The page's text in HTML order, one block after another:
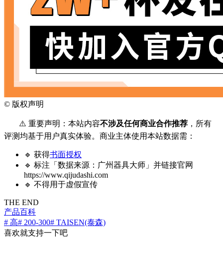
© 版权声明
⚠️ 重要声明：本站内容不涉及任何商业合作推荐 ，所有
评测均基于用户真实体验。商业主体使用本站数据需：
🔹 获得书面授权
🔹 标注「数据来源：广州器具大师」并链接官网
https://www.qijudashi.com
🔹 不得用于虚假宣传
THE END
产品百科
# 高# 200-300# TAISEN(泰森)
喜欢就支持一下吧